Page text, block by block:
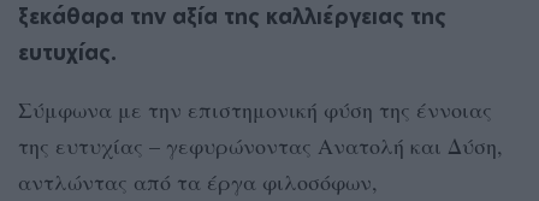
ξεκάθαρα την αξία της καλλιέργειας της
ευτυχίας.
Σύμφωνα με την επιστημονική φύση της έννοιας
της ευτυχίας – γεφυρώνοντας Ανατολή και Δύση,
αντλώντας από τα έργα φιλοσόφων,